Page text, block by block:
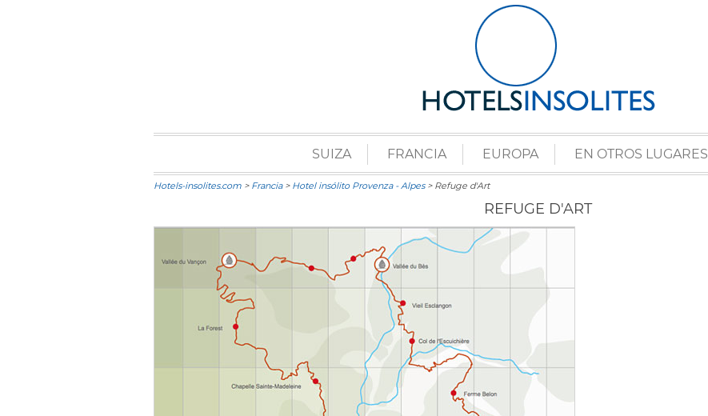
SUIZA FRANCIA EUROPA EN OTROS LUGARES
Hotels-insolites.com > Francia> Hotel insólito Provenza - Alpes> Refuge d'Art
REFUGE D'ART